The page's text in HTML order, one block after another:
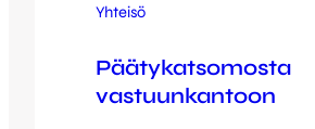
Yhteisö
Päätykatsomosta
vastuunkantoon